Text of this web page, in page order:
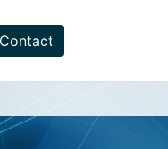
Contact